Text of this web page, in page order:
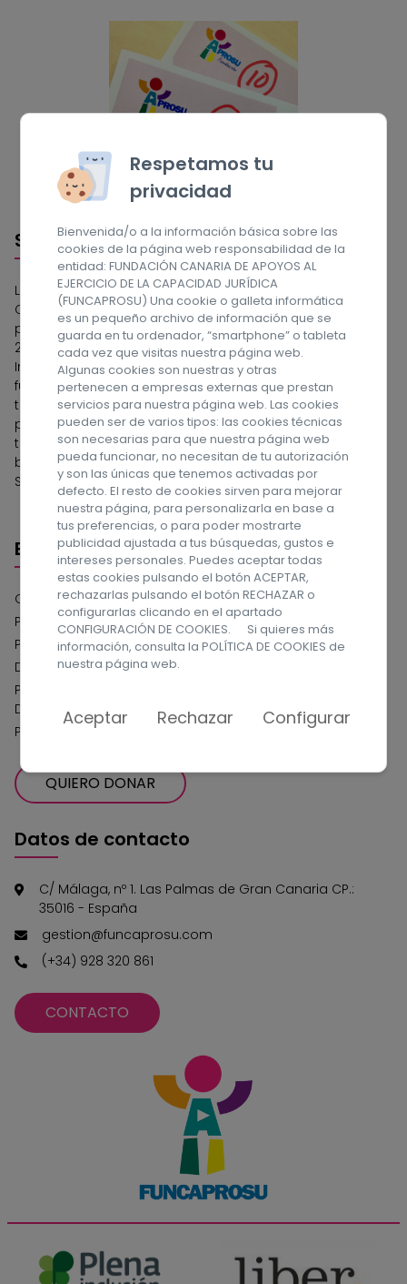
Sobre nosotros
La Fundación Canaria de Apoyos al Ejercicio de la
Capacidad Jurídica (FUNCAPROSU) es una entidad
privada sin ánimo de lucro, constituida el 28 de junio de
2018 por la Asociación de Personas con Discapacidad
Intelectual de Las Palmas, APROSU. Las actuaciones de la
fundación se orientan a proporcionar apoyos para la
toma de decisiones y mejorar el bienestar de las
personas tuteladas, desde un compromiso ético,
transparente, responsable y de mejora continua para la
búsqueda de la excelencia. ¡Síguenos en las Redes
Sociales!
Enlaces
Compromiso con la Protección de Datos
Política de privacidad
Política de cookies
Declaración de Accesibilidad Web
Política del Sistema Interno de Información Canal de
Denuncias
Política de Serguidad de la Información
QUIERO DONAR
Datos de contacto
C/ Málaga, nº 1. Las Palmas de Gran Canaria CP.:
35016 - España
gestion@funcaprosu.com
(+34) 928 320 861
CONTACTO
Respetamos tu
privacidad
Bienvenida/o a la información básica sobre las
cookies de la página web responsabilidad de la
entidad: FUNDACIÓN CANARIA DE APOYOS AL
EJERCICIO DE LA CAPACIDAD JURÍDICA
(FUNCAPROSU) Una cookie o galleta informática
es un pequeño archivo de información que se
guarda en tu ordenador, “smartphone” o tableta
cada vez que visitas nuestra página web.
Algunas cookies son nuestras y otras
pertenecen a empresas externas que prestan
servicios para nuestra página web. Las cookies
pueden ser de varios tipos: las cookies técnicas
son necesarias para que nuestra página web
pueda funcionar, no necesitan de tu autorización
y son las únicas que tenemos activadas por
defecto. El resto de cookies sirven para mejorar
nuestra página, para personalizarla en base a
tus preferencias, o para poder mostrarte
publicidad ajustada a tus búsquedas, gustos e
intereses personales. Puedes aceptar todas
estas cookies pulsando el botón ACEPTAR,
rechazarlas pulsando el botón RECHAZAR o
configurarlas clicando en el apartado
CONFIGURACIÓN DE COOKIES. Si quieres más
información, consulta laPOLÍTICA DE COOKIES de
nuestra página web.
Aceptar Rechazar Configurar